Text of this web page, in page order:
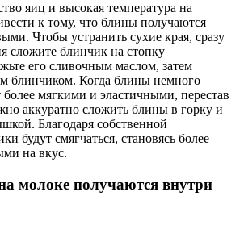
яиц и высокая температура на
к тому, что блины получаются
Чтобы устранить сухие края, сразу
сложите блинчик на стопку
его сливочным маслом, затем
блинчиком. Когда блины немного
более мягкими и эластичными, перестав
аккуратно сложить блины в горку и
Благодаря собственной
будут смягчаться, становясь более
на вкус.
молоке получаются внутри